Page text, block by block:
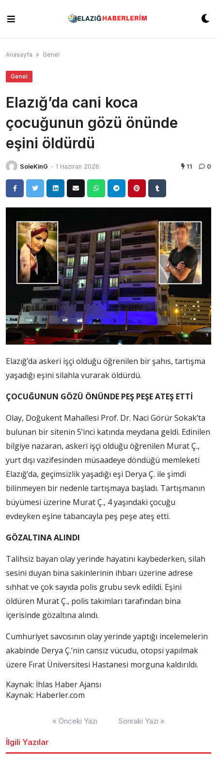
content
Anasayfa » Genel
Genel
Elazığ’da cani koca
çocuğunun gözü önünde
eşini öldürdü
SoleKinG - 1 Haziran 2026 11 0
Elazığ’da askeri işçi olduğu öğrenilen bir şahıs, tartışma
yaşadığı eşini silahla vurarak öldürdü.
ÇOCUĞUNUN GÖZÜ ÖNÜNDE PEŞ PEŞE ATEŞ ETTİ
Olay, Doğukent Mahallesi Prof. Dr. Naci Görür Sokak’ta
bulunan bir sitenin 5’inci katında meydana geldi. Edinilen
bilgiye nazaran, askeri işçi olduğu öğrenilen Murat Ç.,
yurt dışı vazifesinden müsaadeye döndüğü memleketi
Elazığ’da, geçimsizlik yaşadığı eşi Derya Ç. ile şimdi
bilinmeyen bir nedenle tartışmaya başladı. Tartışmanın
büyümesi üzerine Murat Ç., 4 yaşındaki çocuğu
evdeyken eşine tabancayla peş peşe ateş etti.
GÖZALTINA ALINDI
Talihsiz bayan olay yerinde hayatını kaybederken, silah
sesini duyan bina sakinlerinin ihbarı üzerine adrese
sıhhat ve çok sayıda polis grubu sevk edildi. Eşini
öldüren Murat Ç., polis takımları tarafından bina
içerisinde gözaltına alındı.
Cumhuriyet savcısının olay yerinde yaptığı incelemelerin
akabinde Derya Ç.’nin cansız vücudu, otopsi yapılmak
üzere Fırat Üniversitesi Hastanesi morguna kaldırıldı.
Kaynak: İhlas Haber Ajansı
Kaynak: Haberler.com
« Önceki Yazı Sonraki Yazı »
İlgili Yazılar